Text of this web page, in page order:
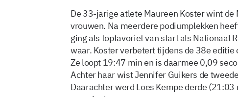
De 33-jarige atlete Maureen Koster wint de
vrouwen. Na meerdere podiumplekken
ging als topfavoriet van start als Nationaal
waar. Koster verbetert tijdens de 38e
Ze loopt 19:47 min en is daarmee 0,09
Achter haar wist Jennifer Guikers de
Daarachter werd Loes Kempe derde